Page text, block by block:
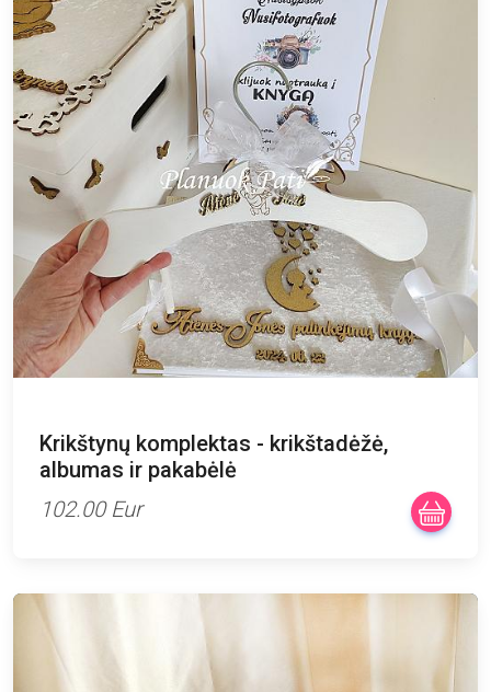
Krikštynų komplektas - krikštadėžė,
albumas ir pakabėlė
102.00 Eur